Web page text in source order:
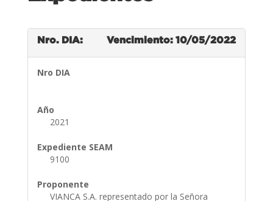
Nro. DIA: Vencimiento: 10/05/2022
Nro DIA
Año
2021
Expediente SEAM
9100
Proponente
VIANCA S.A. representado por la Señora